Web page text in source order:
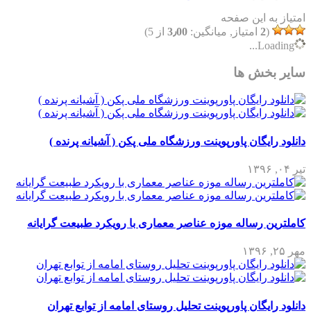
امتیاز به این صفحه
(
2 امتیاز, میانگین: 3٫00 از 5)
Loading...
سایر بخش ها
دانلود رایگان پاورپوینت ورزشگاه ملی پکن ( آشیانه پرنده )
تیر ۰۴, ۱۳۹۶
کاملترین رساله موزه عناصر معماری با رویکرد طبیعت گرایانه
مهر ۲۵, ۱۳۹۶
دانلود رایگان پاورپوینت تحلیل روستای امامه از توابع تهران